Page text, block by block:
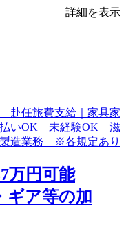
詳細を表示
万円可能
ギア等の加